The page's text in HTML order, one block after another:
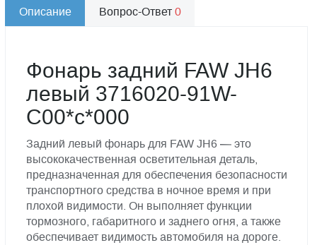
Описание Вопрос-Ответ0
Фонарь задний FAW JH6
левый 3716020-91W-
C00*c*000
Задний левый фонарь для FAW JH6 — это
высококачественная осветительная деталь,
предназначенная для обеспечения безопасности
транспортного средства в ночное время и при
плохой видимости. Он выполняет функции
тормозного, габаритного и заднего огня, а также
обеспечивает видимость автомобиля на дороге.